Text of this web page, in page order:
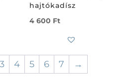
hajtókadísz
4 600 Ft
3 4 5 6 7 →